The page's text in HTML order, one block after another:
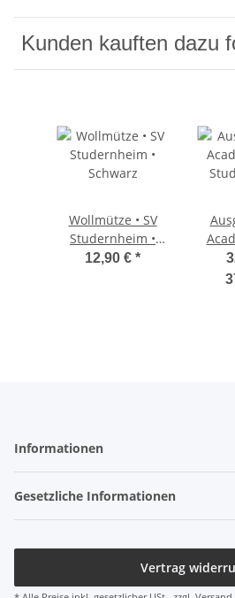
Kunden kauften dazu
Wollmütze • SV
Studernheim •
Schwarz
12,90 € *
Informationen
Gesetzliche Informationen
Vertrag